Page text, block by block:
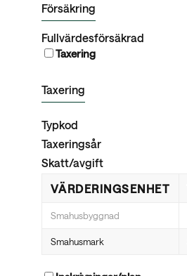
Försäkring
Fullvärdesförsäkrad
Taxering
Taxering
Typkod
Taxeringsår
Skatt/avgift
VÄRDERINGSENHET
Smahusbyggnad
Smahusmark